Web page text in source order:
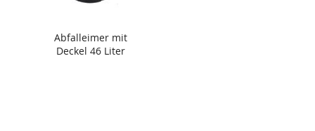
Abfalleimer mit
Deckel 46 Liter